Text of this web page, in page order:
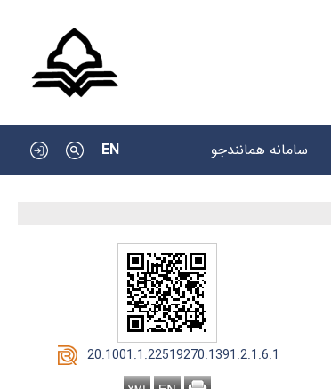
سامانه همانندجو EN
‎ 20.1001.1.22519270.1391.2.1.6.1